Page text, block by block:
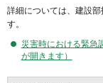
詳細については、建設
す。
災害時における緊急
が開きます）